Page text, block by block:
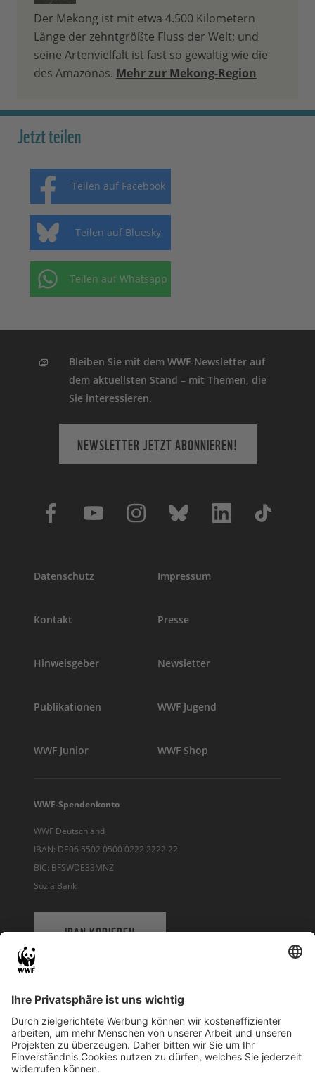
Der Mekong ist mit etwa 4.500 Kilometern
Länge der zehntgrößte Fluss der Welt; und
seine Artenvielfalt ist fast so gewaltig wie die
des Amazonas. Mehr zur Mekong-Region
Jetzt teilen
Teilen auf Facebook
Teilen auf Bluesky
Teilen auf Whatsapp
Bleiben Sie mit dem WWF-Newsletter auf
dem aktuellsten Stand – mit Themen, die
Sie interessieren.
NEWSLETTER JETZT ABONNIEREN!
Datenschutz Impressum
Kontakt Presse
Hinweisgeber Newsletter
Publikationen WWF Jugend
WWF Junior WWF Shop
WWF-Spendenkonto
WWF Deutschland
IBAN: DE06 5502 0500 0222 2222 22
BIC: BFSWDE33MNZ
SozialBank
IBAN KOPIEREN
WWF Deutschland
Reinhardtstr. 18
10117 Berlin